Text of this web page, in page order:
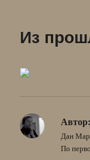
Из
Автор:
Дан
По